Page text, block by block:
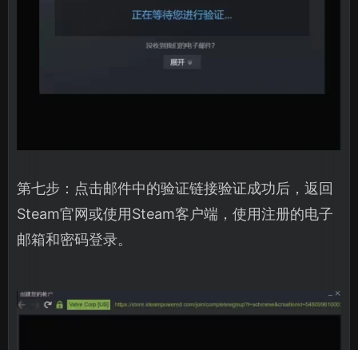
第七步：点击邮件中的验证链接验证成功后，返回
Steam官网或使用Steam客户端，使用注册的电子
邮箱和密码登录。